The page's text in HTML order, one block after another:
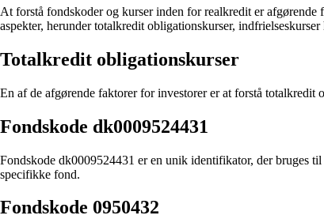
At forstå fondskoder og kurser inden for realkredit er
aspekter, herunder totalkredit obligationskurser,
Totalkredit obligationskurser
En af de afgørende faktorer for investorer er at forstå
Fondskode dk0009524431
Fondskode dk0009524431 er en unik identifikator, der bruges
specifikke fond.
Fondskode 0950432